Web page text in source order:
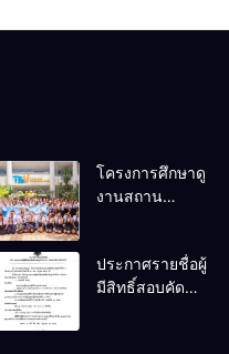
โครงการศึกษาดู
งานสถาน
ปวช.๑ แผนก
วิชาเทคโนโลยี
ประกาศรายชื่อผู้
มีสิทธิ์สอบคัด